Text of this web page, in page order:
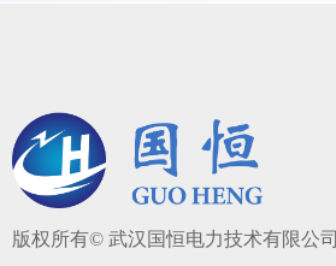
版权所有© 武汉国恒电力技术有限公司